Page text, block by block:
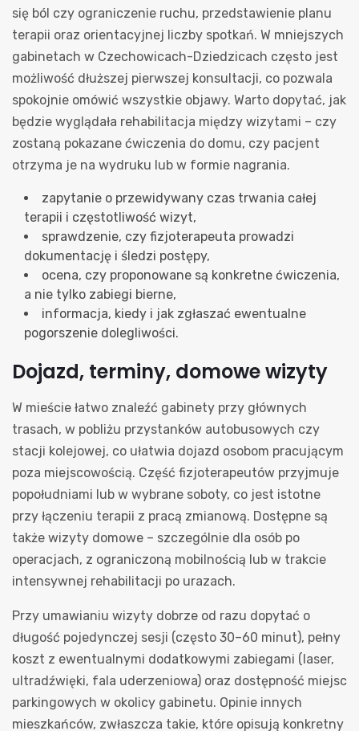
się ból czy ograniczenie ruchu, przedstawienie planu
terapii oraz orientacyjnej liczby spotkań. W mniejszych
gabinetach w Czechowicach-Dziedzicach często jest
możliwość dłuższej pierwszej konsultacji, co pozwala
spokojnie omówić wszystkie objawy. Warto dopytać, jak
będzie wyglądała rehabilitacja między wizytami – czy
zostaną pokazane ćwiczenia do domu, czy pacjent
otrzyma je na wydruku lub w formie nagrania.
zapytanie o przewidywany czas trwania całej
terapii i częstotliwość wizyt,
sprawdzenie, czy fizjoterapeuta prowadzi
dokumentację i śledzi postępy,
ocena, czy proponowane są konkretne ćwiczenia,
a nie tylko zabiegi bierne,
informacja, kiedy i jak zgłaszać ewentualne
pogorszenie dolegliwości.
Dojazd, terminy, domowe wizyty
W mieście łatwo znaleźć gabinety przy głównych
trasach, w pobliżu przystanków autobusowych czy
stacji kolejowej, co ułatwia dojazd osobom pracującym
poza miejscowością. Część fizjoterapeutów przyjmuje
popołudniami lub w wybrane soboty, co jest istotne
przy łączeniu terapii z pracą zmianową. Dostępne są
także wizyty domowe – szczególnie dla osób po
operacjach, z ograniczoną mobilnością lub w trakcie
intensywnej rehabilitacji po urazach.
Przy umawianiu wizyty dobrze od razu dopytać o
długość pojedynczej sesji (często 30–60 minut), pełny
koszt z ewentualnymi dodatkowymi zabiegami (laser,
ultradźwięki, fala uderzeniowa) oraz dostępność miejsc
parkingowych w okolicy gabinetu. Opinie innych
mieszkańców, zwłaszcza takie, które opisują konkretny